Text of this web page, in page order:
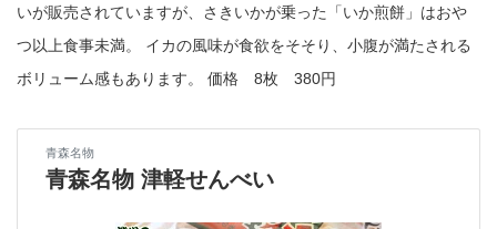
いが販売されていますが、さきいかが乗った「いか煎餅」はおや
つ以上食事未満。 イカの風味が食欲をそそり、小腹が満たされる
ボリューム感もあります。 価格 8枚 380円
青森名物
青森名物 津軽せんべい